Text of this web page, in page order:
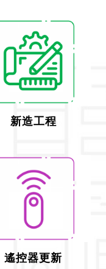
新造工程
遙控器更新